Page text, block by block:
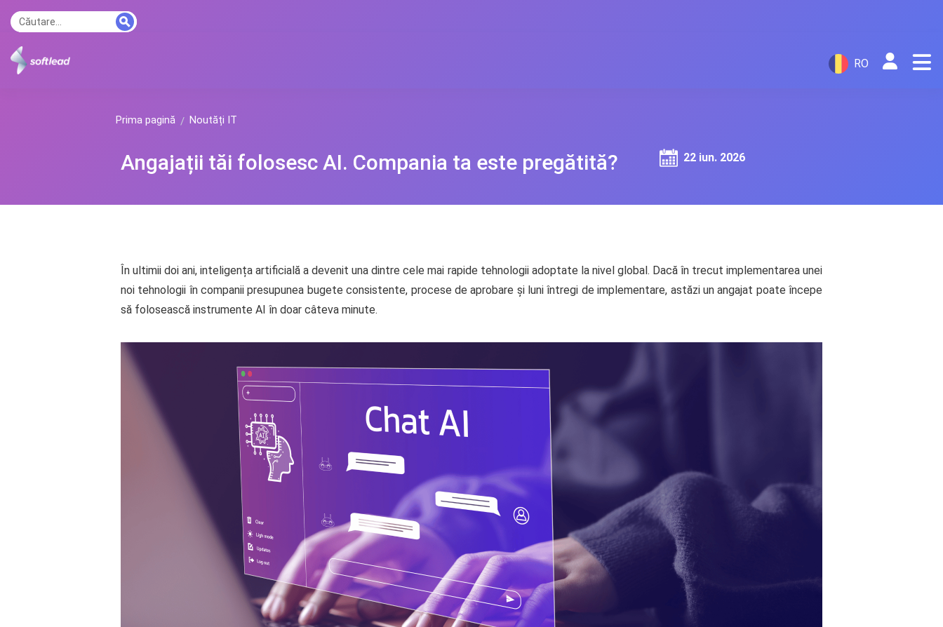
RO
Prima pagină Noutăți IT
Angajații tăi folosesc AI. Compania ta este pregătită? 22 iun. 2026
În ultimii doi ani, inteligența artificială a devenit una dintre cele mai rapide tehnologii adoptate la nivel global. Dacă în trecut implementarea unei
noi tehnologii în companii presupunea bugete consistente, procese de aprobare și luni întregi de implementare, astăzi un angajat poate începe
să folosească instrumente AI în doar câteva minute.